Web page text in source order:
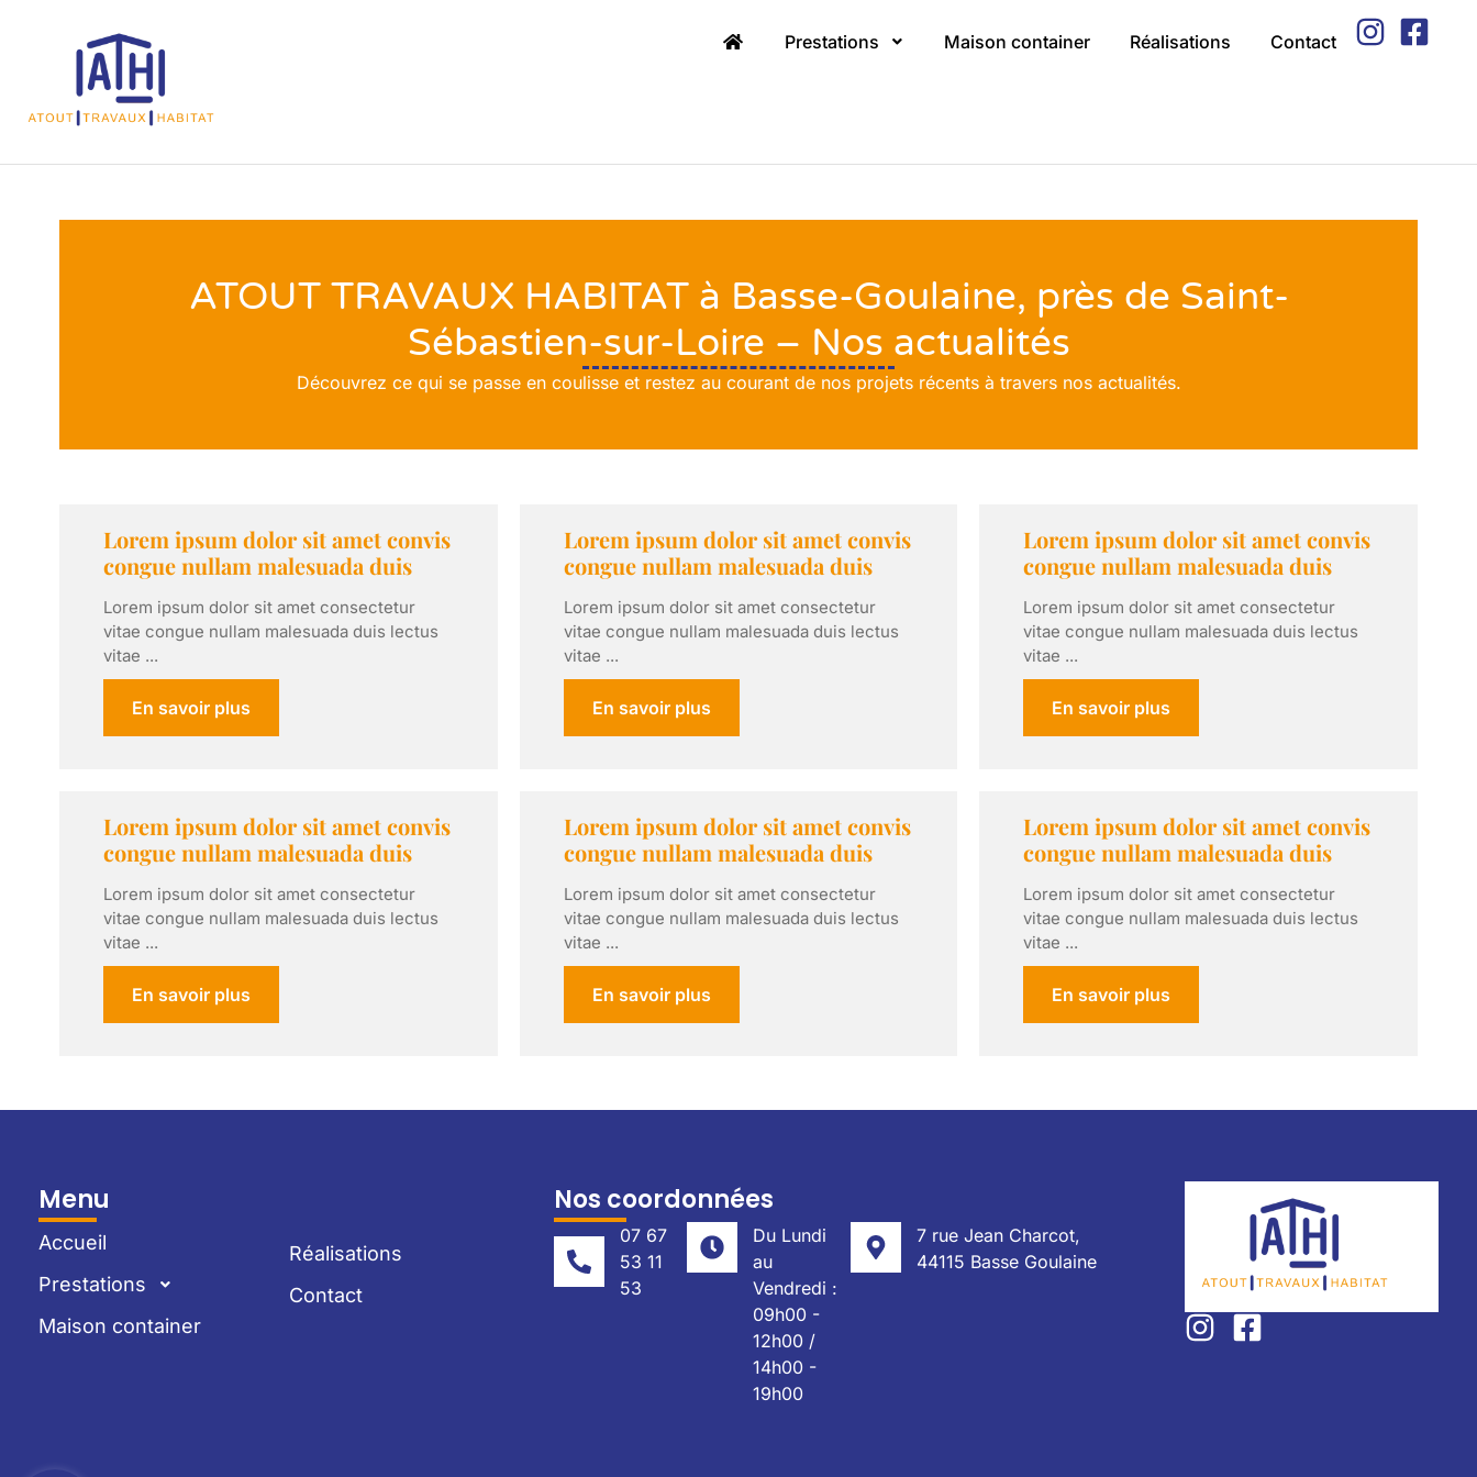
Prestations Maison container Réalisations Contact
ATOUT TRAVAUX HABITAT à Basse-Goulaine, près de Saint-
Sébastien-sur-Loire – Nos actualités
Découvrez ce qui se passe en coulisse et restez au courant de nos projets récents à travers nos actualités.
Lorem ipsum dolor sit amet convis
congue nullam malesuada duis
Lorem ipsum dolor sit amet consectetur
vitae congue nullam malesuada duis lectus
vitae ...
En savoir plus
Lorem ipsum dolor sit amet convis
congue nullam malesuada duis
Lorem ipsum dolor sit amet consectetur
vitae congue nullam malesuada duis lectus
vitae ...
En savoir plus
Lorem ipsum dolor sit amet convis
congue nullam malesuada duis
Lorem ipsum dolor sit amet consectetur
vitae congue nullam malesuada duis lectus
vitae ...
En savoir plus
Lorem ipsum dolor sit amet convis
congue nullam malesuada duis
Lorem ipsum dolor sit amet consectetur
vitae congue nullam malesuada duis lectus
vitae ...
En savoir plus
Lorem ipsum dolor sit amet convis
congue nullam malesuada duis
Lorem ipsum dolor sit amet consectetur
vitae congue nullam malesuada duis lectus
vitae ...
En savoir plus
Lorem ipsum dolor sit amet convis
congue nullam malesuada duis
Lorem ipsum dolor sit amet consectetur
vitae congue nullam malesuada duis lectus
vitae ...
En savoir plus
Menu
Accueil
Prestations
Maison container
Réalisations
Contact
Nos coordonnées
07 67
53 11
53
Du Lundi
au
Vendredi :
09h00 -
12h00 /
14h00 -
19h00
7 rue Jean Charcot,
44115 Basse Goulaine